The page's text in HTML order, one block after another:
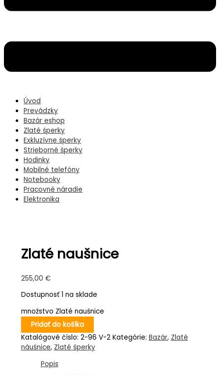
Úvod
Prevádzky
Bazár eshop
Zlaté šperky
Exkluzívne šperky
Strieborné šperky
Hodinky
Mobilné telefóny
Notebooky
Pracovné náradie
Elektronika
Zlaté naušnice
255,00 €
Dostupnosť 1 na sklade
množstvo Zlaté naušnice
Pridať do košíka
Katalógové číslo: 2-96 V-2 Kategórie: Bazár, Zlaté
náušnice, Zlaté šperky
Popis